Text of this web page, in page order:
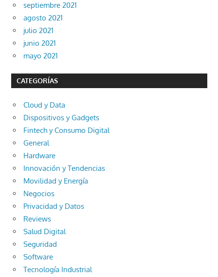
septiembre 2021
agosto 2021
julio 2021
junio 2021
mayo 2021
CATEGORÍAS
Cloud y Data
Dispositivos y Gadgets
Fintech y Consumo Digital
General
Hardware
Innovación y Tendencias
Movilidad y Energía
Negocios
Privacidad y Datos
Reviews
Salud Digital
Seguridad
Software
Tecnología Industrial